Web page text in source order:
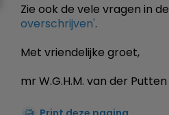
Zie ook de vele vragen in
overschrijven'.
Met vriendelijke groet,
mr W.G.H.M. van der Putten